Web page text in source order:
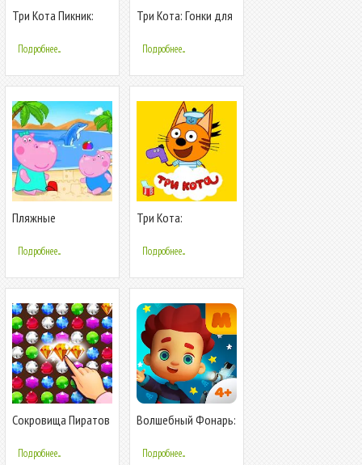
Три Кота Пикник:
лет от СТС
Подробнее...
Три Кота: Гонки для
Подробнее...
Пляжные
детей
Подробнее...
Три Кота:
Детские игры
Подробнее...
Сокровища Пиратов
Подробнее...
Волшебный Фонарь:
Подробнее...